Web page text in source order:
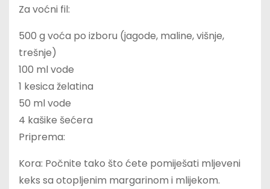
Za voćni fil:
500 g voća po izboru (jagode, maline, višnje,
trešnje)
100 ml vode
1 kesica želatina
50 ml vode
4 kašike šećera
Priprema:
Kora: Počnite tako što ćete pomiješati mljeveni
keks sa otopljenim margarinom i mlijekom.